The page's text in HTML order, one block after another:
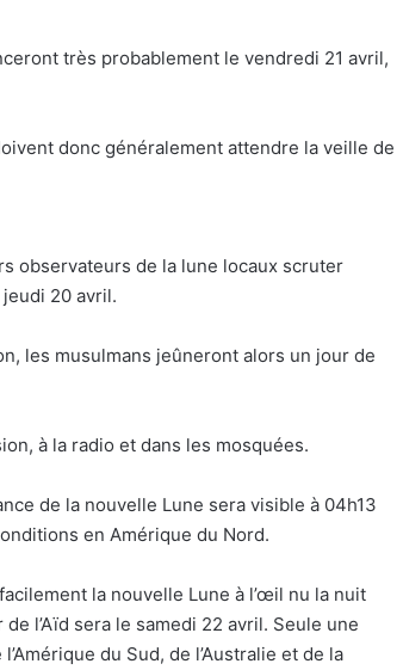
très probablement le vendredi 21 avril,
donc généralement attendre la veille de
observateurs de la lune locaux scruter
20 avril.
les musulmans jeûneront alors un jour de
à la radio et dans les mosquées.
de la nouvelle Lune sera visible à 04h13
en Amérique du Nord.
la nouvelle Lune à l’œil nu la nuit
l’Aïd sera le samedi 22 avril. Seule une
du Sud, de l’Australie et de la